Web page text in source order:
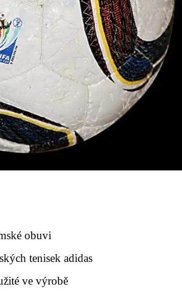
obuvi
tenisek adidas
ve výrobě